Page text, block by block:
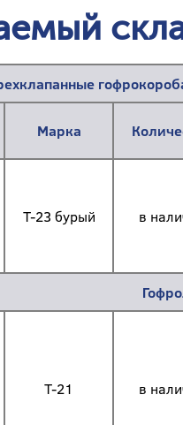
Марка
Т-23 бурый в
Т-21 в